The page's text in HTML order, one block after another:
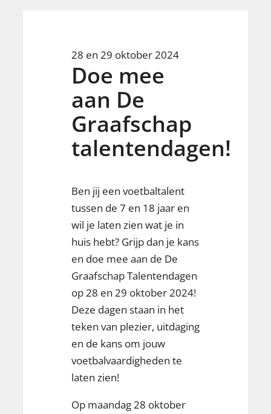
28 en 29 oktober 2024
Doe mee
aan De
Graafschap
talentendagen!
Ben jij een voetbaltalent
tussen de 7 en 18 jaar en
wil je laten zien wat je in
huis hebt? Grijp dan je kans
en doe mee aan de De
Graafschap Talentendagen
op 28 en 29 oktober 2024!
Deze dagen staan in het
teken van plezier, uitdaging
en de kans om jouw
voetbalvaardigheden te
laten zien!
Op maandag 28 oktober